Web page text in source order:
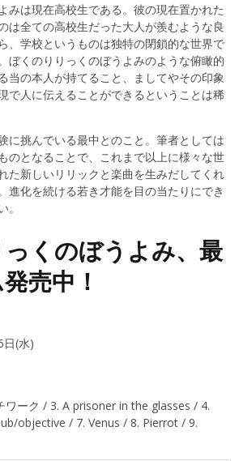
みは現在高校生である。彼の現在置かれた
は全ての高校生だった大人が羨むような良
、学校というものは独特の閉鎖的な世界で
ぼくのりりっくのぼうよみのような俯瞰的
当の本人が持てること、ましてやその印象
で人に伝えることができるということは稀
に挑んでいる最中とのこと。筆者としては
のとなることで、これまで以上に様々な世
た新しいリリックと楽曲を生みだしてくれ
進化を続ける若き才能を目の当たりにでき
くのぼうよみ、最
売中！
(水)
ワーク / 3. A prisoner in the glasses / 4.
objective / 7. Venus / 8. Pierrot / 9.